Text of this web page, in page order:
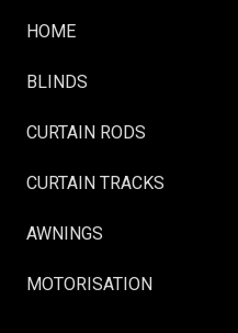
HOME
BLINDS
CURTAIN RODS
CURTAIN TRACKS
AWNINGS
MOTORISATION